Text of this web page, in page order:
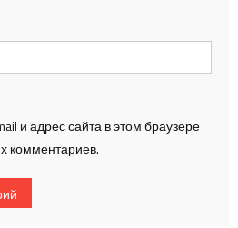
и адрес сайта в этом браузере
комментариев.